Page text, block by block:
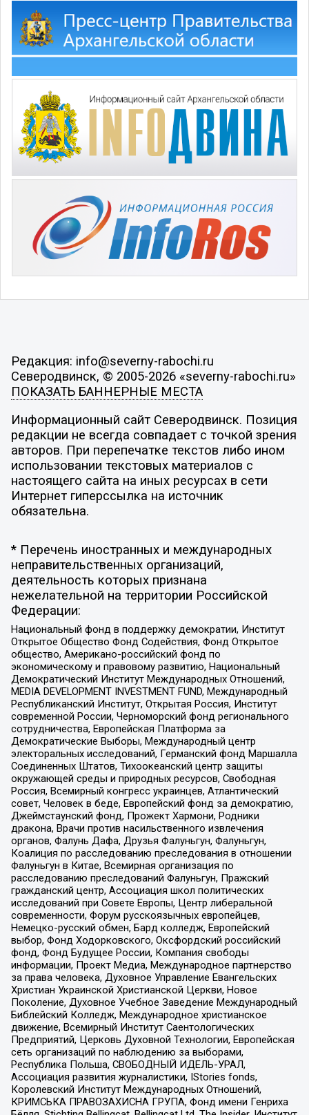
Редакция: info@severny-rabochi.ru
Северодвинск, © 2005-2026 «severny-rabochi.ru»
ПОКАЗАТЬ БАННЕРНЫЕ МЕСТА
Информационный сайт Северодвинск. Позиция
редакции не всегда совпадает с точкой зрения
авторов. При перепечатке текстов либо ином
использовании текстовых материалов с
настоящего сайта на иных ресурсах в сети
Интернет гиперссылка на источник
обязательна.
* Перечень иностранных и международных
неправительственных организаций,
деятельность которых признана
нежелательной на территории Российской
Федерации:
Национальный фонд в поддержку демократии, Институт
Открытое Общество Фонд Содействия, Фонд Открытое
общество, Американо-российский фонд по
экономическому и правовому развитию, Национальный
Демократический Институт Международных Отношений,
MEDIA DEVELOPMENT INVESTMENT FUND, Международный
Республиканский Институт, Открытая Россия, Институт
современной России, Черноморский фонд регионального
сотрудничества, Европейская Платформа за
Демократические Выборы, Международный центр
электоральных исследований, Германский фонд Маршалла
Соединенных Штатов, Тихоокеанский центр защиты
окружающей среды и природных ресурсов, Свободная
Россия, Всемирный конгресс украинцев, Атлантический
совет, Человек в беде, Европейский фонд за демократию,
Джеймстаунский фонд, Прожект Хармони, Родники
дракона, Врачи против насильственного извлечения
органов, Фалунь Дафа, Друзья Фалуньгун, Фалуньгун,
Коалиция по расследованию преследования в отношении
Фалуньгун в Китае, Всемирная организация по
расследованию преследований Фалуньгун, Пражский
гражданский центр, Ассоциация школ политических
исследований при Совете Европы, Центр либеральной
современности, Форум русскоязычных европейцев,
Немецко-русский обмен, Бард колледж, Европейский
выбор, Фонд Ходорковского, Оксфордский российский
фонд, Фонд Будущее России, Компания свободы
информации, Проект Медиа, Международное партнерство
за права человека, Духовное Управление Евангельских
Христиан Украинской Христианской Церкви, Новое
Поколение, Духовное Учебное Заведение Международный
Библейский Колледж, Международное христианское
движение, Всемирный Институт Саентологических
Предприятий, Церковь Духовной Технологии, Европейская
сеть организаций по наблюдению за выборами,
Республика Польша, СВОБОДНЫЙ ИДЕЛЬ-УРАЛ,
Ассоциация развития журналистики, IStories fonds,
Королевский Институт Международных Отношений,
КРИМСЬКА ПРАВОЗАХИСНА ГРУПА, Фонд имени Генриха